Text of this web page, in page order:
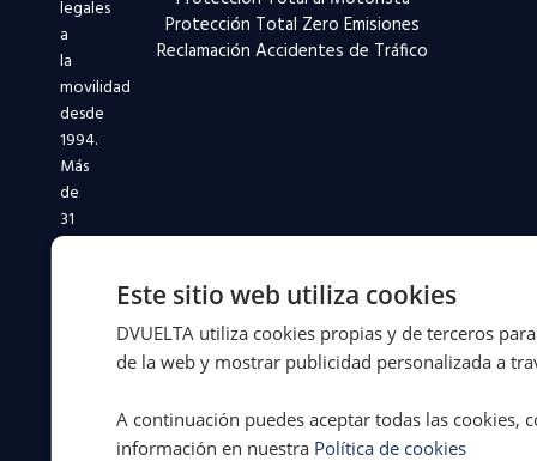
legales
a
la
movilidad
desde
1994.
Más
de
31
años
conductores
Protección Total Zero Emisiones
Reclamación Accidentes de Tráfico
Este sitio web utiliza cookies
DVUELTA utiliza cookies propias y de terceros
de la web y mostrar publicidad personalizada a
A continuación puedes aceptar todas las cookies,
información en nuestra Política de cookies